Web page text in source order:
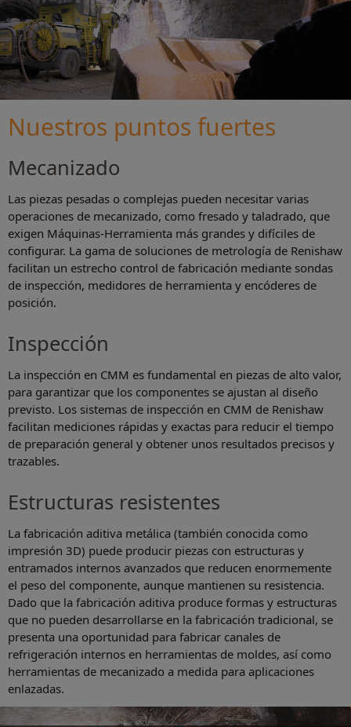
Nuestros puntos fuertes
Mecanizado
Las piezas pesadas o complejas pueden necesitar varias
operaciones de mecanizado, como fresado y taladrado, que
exigen Máquinas-Herramienta más grandes y difíciles de
configurar. La gama de soluciones de metrología de Renishaw
facilitan un estrecho control de fabricación mediante sondas
de inspección, medidores de herramienta y encóderes de
posición.
Inspección
La inspección en CMM es fundamental en piezas de alto valor,
para garantizar que los componentes se ajustan al diseño
previsto. Los sistemas de inspección en CMM de Renishaw
facilitan mediciones rápidas y exactas para reducir el tiempo
de preparación general y obtener unos resultados precisos y
trazables.
Estructuras resistentes
La fabricación aditiva metálica (también conocida como
impresión 3D) puede producir piezas con estructuras y
entramados internos avanzados que reducen enormemente
el peso del componente, aunque mantienen su resistencia.
Dado que la fabricación aditiva produce formas y estructuras
que no pueden desarrollarse en la fabricación tradicional, se
presenta una oportunidad para fabricar canales de
refrigeración internos en herramientas de moldes, así como
herramientas de mecanizado a medida para aplicaciones
enlazadas.